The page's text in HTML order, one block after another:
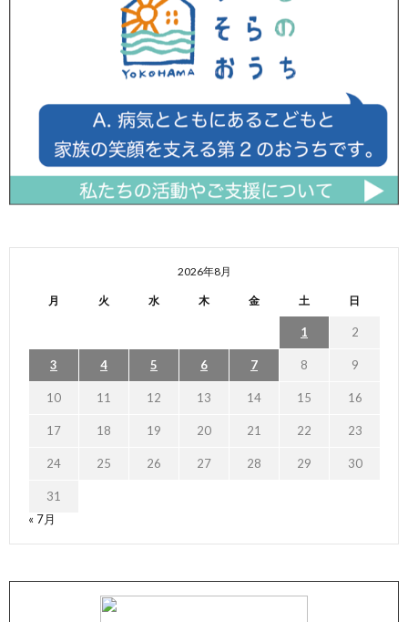
2026年8月
月 火 水 木 金 土 日
1 2
3 4 5 6 7 8 9
10 11 12 13 14 15 16
17 18 19 20 21 22 23
24 25 26 27 28 29 30
31
« 7月